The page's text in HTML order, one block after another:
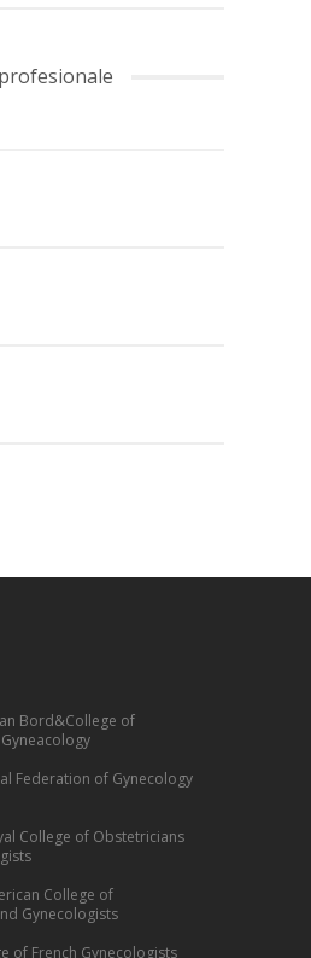
Bord&College of
Federation of Gynecology
College of Obstetricians
College of
Gynecologists
of French Gynecologists